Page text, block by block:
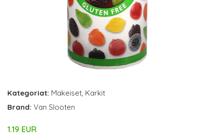
Kategoriat: Makeiset, Karkit
Brand: Van Slooten
1.19 EUR